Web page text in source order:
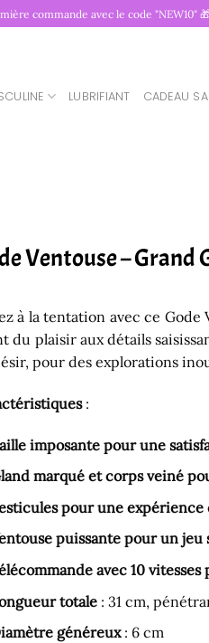
commande avec le code "NEW10"
LUBRIFIANT CADEAU
Ventouse – Grand
à la tentation avec ce
du plaisir aux détails
pour des explorations
:
imposante pour une
marqué et corps veiné
pour une expérience
puissante pour un jeu
avec 10
totale: 31 cm,
généreux: 6 cm